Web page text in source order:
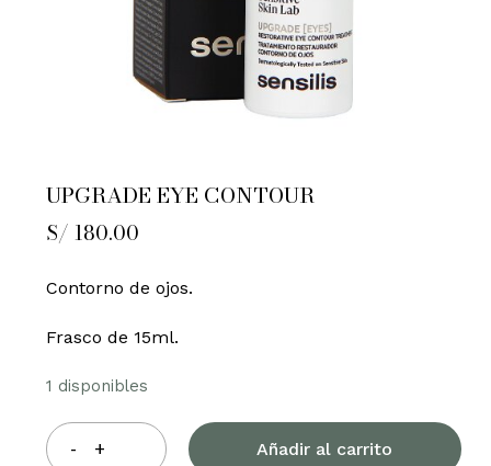
UPGRADE EYE CONTOUR
S/ 180.00
Contorno de ojos.
Frasco de 15ml.
1 disponibles
Añadir al carrito